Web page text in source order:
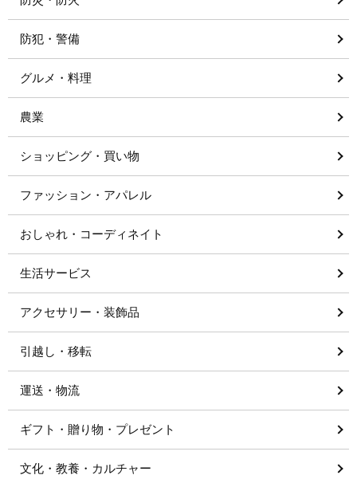
防犯・警備
グルメ・料理
農業
ショッピング・買い物
ファッション・アパレル
おしゃれ・コーディネイト
生活サービス
アクセサリー・装飾品
引越し・移転
運送・物流
ギフト・贈り物・プレゼント
文化・教養・カルチャー